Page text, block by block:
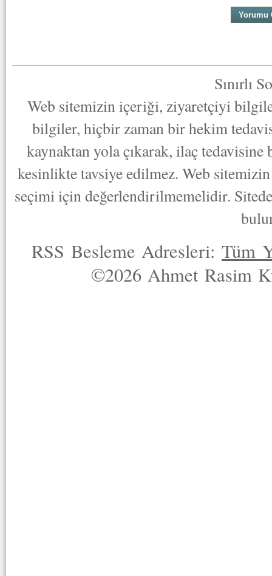
Sınırlı
Web sitemizin içeriği, ziyaretçiyi
bilgiler, hiçbir zaman bir hekim
kaynaktan yola çıkarak, ilaç
kesinlikte tavsiye edilmez. Web
seçimi için değerlendirilmemelidir.
RSS Besleme Adresleri:Tüm
©2026 Ahmet Rasim